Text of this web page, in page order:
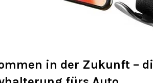
in der Zukunft –